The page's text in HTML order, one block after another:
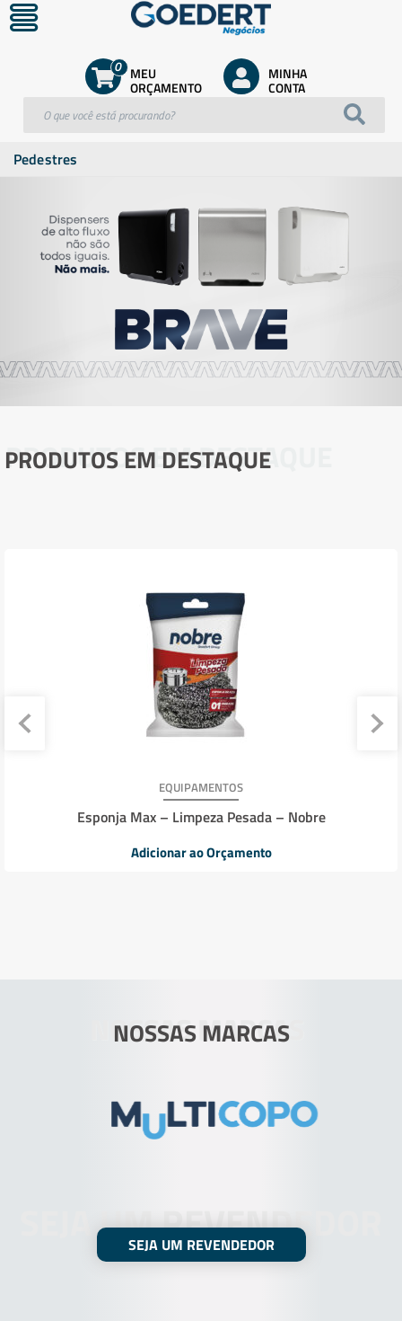
MEU
ORÇAMENTO
0 MINHA
CONTA
Pedestres
PRODUTOS EM DESTAQUE
PRODUTOS EM DESTAQUE
EQUIPAMENTOS
Esponja Max – Limpeza Pesada – Nobre
Adicionar ao Orçamento
NOSSAS MARCAS
NOSSAS MARCAS
SEJA UM REVENDEDOR
SEJA UM REVENDEDOR